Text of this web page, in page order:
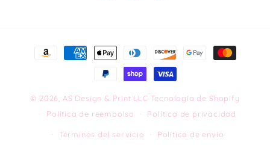
Formas
© 2026, AS Design & Print LLC Tecnología de Shopify
Política de reembolso
Política de privacidad
Términos del servicio Política de envío